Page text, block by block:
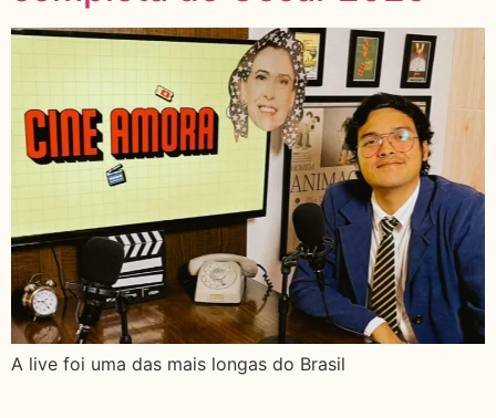
A live foi uma das mais longas do Brasil